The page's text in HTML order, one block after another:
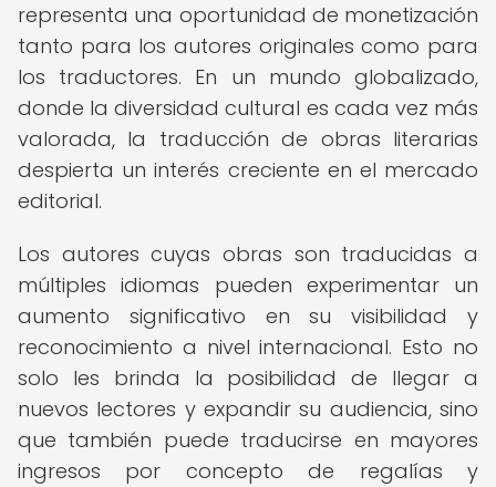
representa una oportunidad de monetización
tanto para los autores originales como para
los traductores. En un mundo globalizado,
donde la diversidad cultural es cada vez más
valorada, la traducción de obras literarias
despierta un interés creciente en el mercado
editorial.
Los autores cuyas obras son traducidas a
múltiples idiomas pueden experimentar un
aumento significativo en su visibilidad y
reconocimiento a nivel internacional. Esto no
solo les brinda la posibilidad de llegar a
nuevos lectores y expandir su audiencia, sino
que también puede traducirse en mayores
ingresos por concepto de regalías y